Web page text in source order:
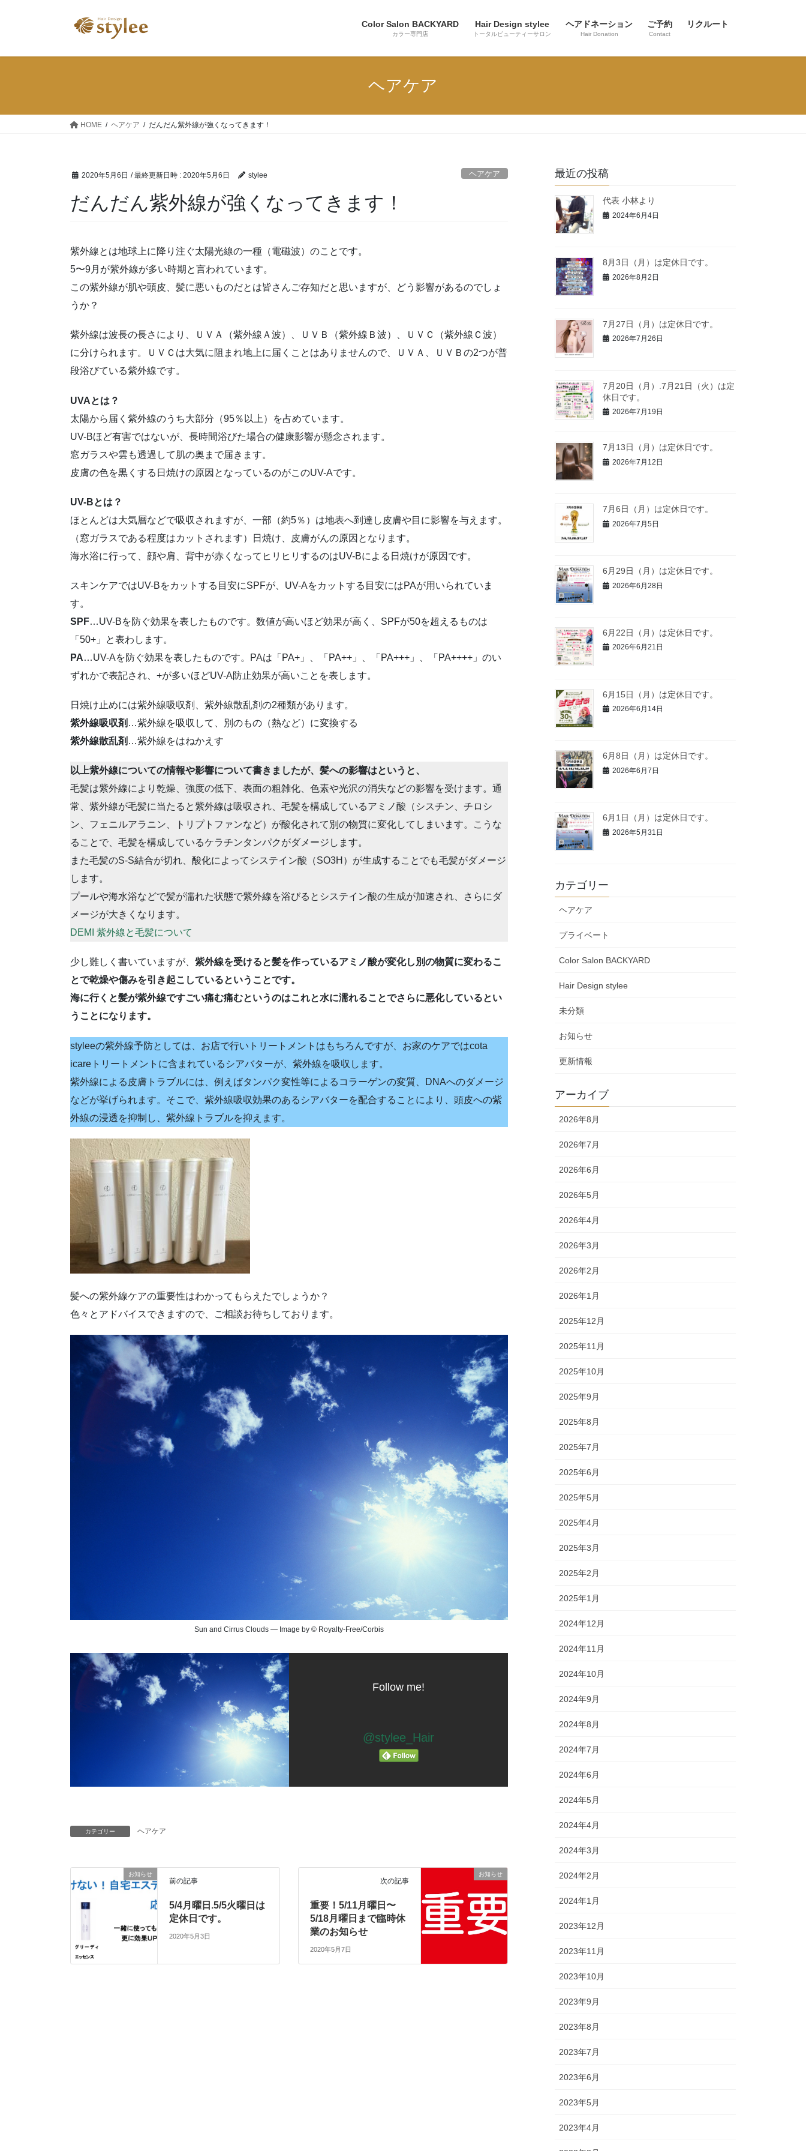
Color Salon BACKYARD
カラー専門店
Hair Design stylee
トータルビューティーサロン
ヘアドネーション
Hair Donation
ご予約
Contact
リクルート
ヘアケア
HOME ヘアケア だんだん紫外線が強くなってきます！
2020年5月6日 / 最終更新日時 : 2020年5月6日 stylee ヘアケア
だんだん紫外線が強くなってきます！
紫外線とは地球上に降り注ぐ太陽光線の一種（電磁波）のことです。
5〜9月が紫外線が多い時期と言われています。
この紫外線が肌や頭皮、髪に悪いものだとは皆さんご存知だと思いますが、どう影響があるのでしょ
うか？
紫外線は波長の長さにより、ＵＶＡ（紫外線Ａ波）、ＵＶＢ（紫外線Ｂ波）、ＵＶＣ（紫外線Ｃ波）
に分けられます。ＵＶＣは大気に阻まれ地上に届くことはありませんので、ＵＶＡ、ＵＶＢの2つが普
段浴びている紫外線です。
UVAとは？
太陽から届く紫外線のうち大部分（95％以上）を占めています。
UV-Bほど有害ではないが、長時間浴びた場合の健康影響が懸念されます。
窓ガラスや雲も透過して肌の奥まで届きます。
皮膚の色を黒くする日焼けの原因となっているのがこのUV-Aです。
UV-Bとは？
ほとんどは大気層などで吸収されますが、一部（約5％）は地表へ到達し皮膚や目に影響を与えます。
（窓ガラスである程度はカットされます）日焼け、皮膚がんの原因となります。
海水浴に行って、顔や肩、背中が赤くなってヒリヒリするのはUV-Bによる日焼けが原因です。
スキンケアではUV-Bをカットする目安にSPFが、UV-Aをカットする目安にはPAが用いられていま
す。
SPF…UV-Bを防ぐ効果を表したものです。数値が高いほど効果が高く、SPFが50を超えるものは
「50+」と表わします。
PA…UV-Aを防ぐ効果を表したものです。PAは「PA+」、「PA++」、「PA+++」、「PA++++」のい
ずれかで表記され、+が多いほどUV-A防止効果が高いことを表します。
日焼け止めには紫外線吸収剤、紫外線散乱剤の2種類があります。
紫外線吸収剤 …紫外線を吸収して、別のもの（熱など）に変換する
紫外線散乱剤 …紫外線をはねかえす
以上紫外線についての情報や影響について書きましたが、髪への影響はというと、
毛髪は紫外線により乾燥、強度の低下、表面の粗雑化、色素や光沢の消失などの影響を受けます。通
常、紫外線が毛髪に当たると紫外線は吸収され、毛髪を構成しているアミノ酸（シスチン、チロシ
ン、フェニルアラニン、トリプトファンなど）が酸化されて別の物質に変化してしまいます。こうな
ることで、毛髪を構成しているケラチンタンパクがダメージします。
また毛髪のS-S結合が切れ、酸化によってシステイン酸（SO3H）が生成することでも毛髪がダメージ
します。
プールや海水浴などで髪が濡れた状態で紫外線を浴びるとシステイン酸の生成が加速され、さらにダ
メージが大きくなります。
DEMI 紫外線と毛髪について
少し難しく書いていますが、 紫外線を受けると髪を作っているアミノ酸が変化し別の物質に変わるこ
とで乾燥や傷みを引き起こしているということです。
海に行くと髪が紫外線ですごい痛む痛むというのはこれと水に濡れることでさらに悪化しているとい
うことになります。
styleeの紫外線予防としては、お店で行いトリートメントはもちろんですが、お家のケアではcota
icareトリートメントに含まれているシアバターが、紫外線を吸収します。
紫外線による皮膚トラブルには、例えばタンパク変性等によるコラーゲンの変質、DNAへのダメージ
などが挙げられます。そこで、紫外線吸収効果のあるシアバターを配合することにより、頭皮への紫
外線の浸透を抑制し、紫外線トラブルを抑えます。
髪への紫外線ケアの重要性はわかってもらえたでしょうか？
色々とアドバイスできますので、ご相談お待ちしております。
Sun and Cirrus Clouds — Image by © Royalty-Free/Corbis
Follow me!
@stylee_Hair
カテゴリー ヘアケア
お知らせ
前の記事
5/4月曜日.5/5火曜日は
定休日です。
2020年5月3日
お知らせ
次の記事
重要！5/11月曜日〜
5/18月曜日まで臨時休
業のお知らせ
2020年5月7日
最近の投稿
代表 小林より
2024年6月4日
8月3日（月）は定休日です。
2026年8月2日
7月27日（月）は定休日です。
2026年7月26日
7月20日（月）.7月21日（火）は定
休日です。
2026年7月19日
7月13日（月）は定休日です。
2026年7月12日
7月6日（月）は定休日です。
2026年7月5日
6月29日（月）は定休日です。
2026年6月28日
6月22日（月）は定休日です。
2026年6月21日
6月15日（月）は定休日です。
2026年6月14日
6月8日（月）は定休日です。
2026年6月7日
6月1日（月）は定休日です。
2026年5月31日
カテゴリー
ヘアケア
プライベート
Color Salon BACKYARD
Hair Design stylee
未分類
お知らせ
更新情報
アーカイブ
2026年8月
2026年7月
2026年6月
2026年5月
2026年4月
2026年3月
2026年2月
2026年1月
2025年12月
2025年11月
2025年10月
2025年9月
2025年8月
2025年7月
2025年6月
2025年5月
2025年4月
2025年3月
2025年2月
2025年1月
2024年12月
2024年11月
2024年10月
2024年9月
2024年8月
2024年7月
2024年6月
2024年5月
2024年4月
2024年3月
2024年2月
2024年1月
2023年12月
2023年11月
2023年10月
2023年9月
2023年8月
2023年7月
2023年6月
2023年5月
2023年4月